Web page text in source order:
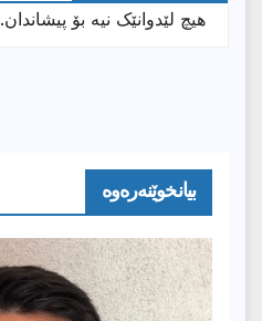
هیچ لێدوانێک نیە بۆ پیشاندان.
بیانخوێنەرەوە